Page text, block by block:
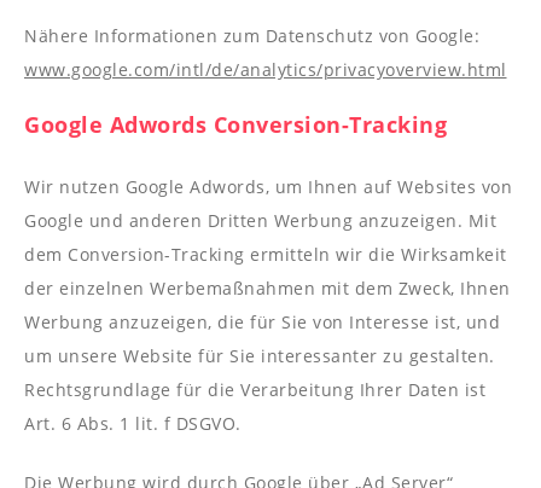
Nähere Informationen zum Datenschutz von Google:
www.google.com/intl/de/analytics/privacyoverview.html
Google Adwords Conversion-Tracking
Wir nutzen Google Adwords, um Ihnen auf Websites von
Google und anderen Dritten Werbung anzuzeigen. Mit
dem Conversion-Tracking ermitteln wir die Wirksamkeit
der einzelnen Werbemaßnahmen mit dem Zweck, Ihnen
Werbung anzuzeigen, die für Sie von Interesse ist, und
um unsere Website für Sie interessanter zu gestalten.
Rechtsgrundlage für die Verarbeitung Ihrer Daten ist
Art. 6 Abs. 1 lit. f DSGVO.
Die Werbung wird durch Google über „Ad Server“